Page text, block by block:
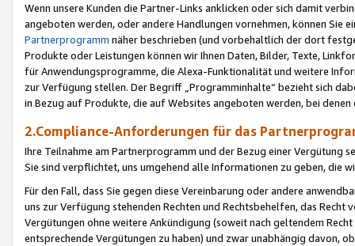
Wenn unsere Kunden die Partner-Links anklicken oder sich damit
angeboten werden, oder andere Handlungen vornehmen, können Sie
Partnerprogramm näher beschrieben (und vorbehaltlich der dort
Produkte oder Leistungen können wir Ihnen Daten, Bilder, Texte,
für Anwendungsprogramme, die Alexa-Funktionalität und weitere
zur Verfügung stellen. Der Begriff „Programminhalte“ bezieht sich
in Bezug auf Produkte, die auf Websites angeboten werden, bei
2.Compliance-Anforderungen für das
Ihre Teilnahme am Partnerprogramm und der Bezug einer Vergütung
Sie sind verpflichtet, uns umgehend alle Informationen zu geben, die
Für den Fall, dass Sie gegen diese Vereinbarung oder andere
uns zur Verfügung stehenden Rechten und Rechtsbehelfen, das
Vergütungen ohne weitere Ankündigung (soweit nach geltendem
entsprechende Vergütungen zu haben) und zwar unabhängig davon,